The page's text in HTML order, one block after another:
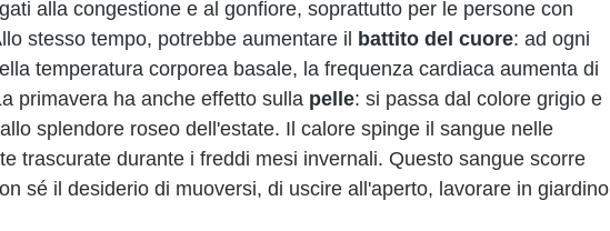
alla congestione e al gonfiore, soprattutto per le persone con
stesso tempo, potrebbe aumentare il
battito del cuore: ad ogni
temperatura corporea basale, la frequenza cardiaca aumenta di
primavera ha anche effetto sulla pelle: si passa dal colore grigio e
splendore roseo dell'estate. Il calore spinge il sangue nelle
trascurate durante i freddi mesi invernali. Questo sangue scorre
sé il desiderio di muoversi, di uscire all'aperto, lavorare in giardino